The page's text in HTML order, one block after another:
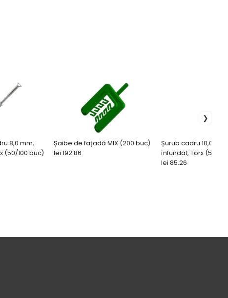
8,0 mm,
(50/100 buc)
Șaibe de fațadă MIX (200 buc)
lei 192.86
Șurub cadru 10,0
înfundat, Torx (50/
lei 85.26